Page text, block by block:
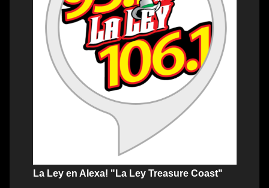
La Ley en Alexa! "La Ley Treasure Coast"